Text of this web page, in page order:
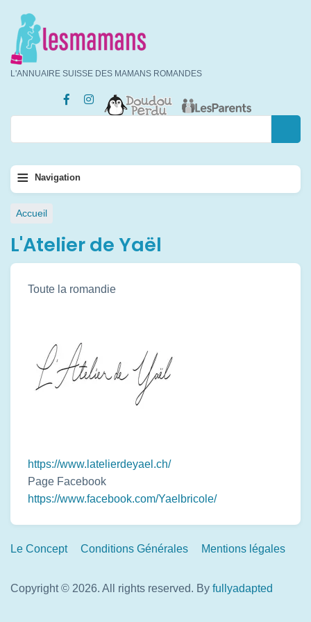
contenu
principal
L'ANNUAIRE SUISSE DES MAMANS ROMANDES
Rechercher
Navigation
principale
≡ Navigation
Fil
d'Ariane
Accueil
L'Atelier de Yaël
Toute la romandie
https://www.latelierdeyael.ch/
Page Facebook
https://www.facebook.com/Yaelbricole/
Footer
Le Concept Conditions Générales Mentions légales
Copyright © 2026. All rights reserved. By fullyadapted